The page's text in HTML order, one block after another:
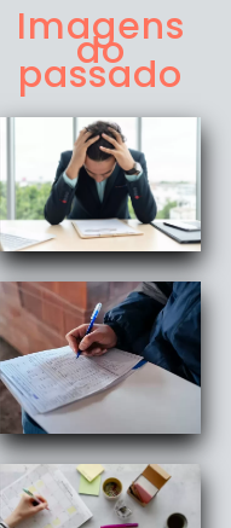
Imagens
do
passado